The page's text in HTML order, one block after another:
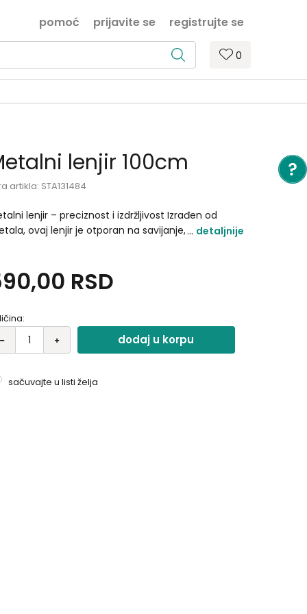
prijavite se registrujte se
pomoć
0
lenjir 100cm
artikla: STA131484
lenjir – preciznost i izdržljivost Izrađen od
ovaj lenjir je otporan na savijanje, habanje i
Pogodan za školu, kancelariju, tehničke i
projekte. Dostupan u više dužina..
detaljnije
RSD
dodaj u korpu
sačuvajte u listi želja